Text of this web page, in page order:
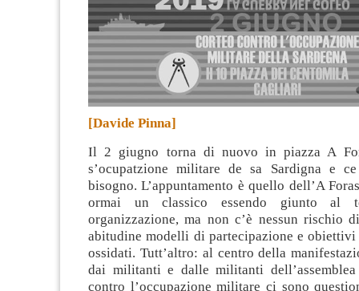
[Davide Pinna]
Il 2 giugno torna di nuovo in piazza A
s’ocupatzione militare de sa Sardigna e
bisogno.L’appuntamento è quello dell’A
ormai un classico essendo giunto al
organizzazione, ma non c’è nessun rischio
abitudine modelli di partecipazione e obiettivi
ossidati. Tutt’altro: al centro della
dai militanti e dalle militanti dell’assemblea
contro l’occupazione militare ci sono